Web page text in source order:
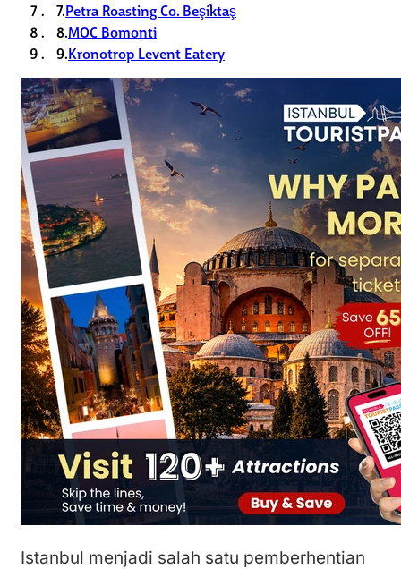
7.Petra Roasting Co. Beşiktaş
8.MOC Bomonti
9.Kronotrop Levent Eatery
Istanbul menjadi salah satu pemberhentian